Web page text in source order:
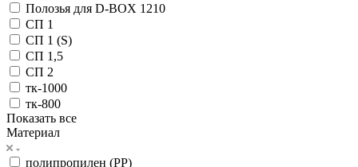
Полозья для D-BOX 1210
СП 1
СП 1 (S)
СП 1,5
СП 2
тк-1000
тк-800
Показать все
Материал
полипропилен (PP)